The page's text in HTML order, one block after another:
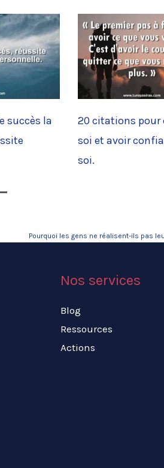
succès la
20 citations pour
soi et avoir
soi.
Pourquoi les gens ne réalisent-ils pas
Nos services
Blog
Ressources
Actions